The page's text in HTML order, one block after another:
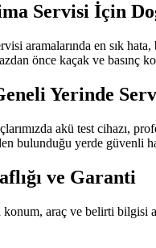
Servisi İçin
aramalarında en sık
önce kaçak ve basınç
Yerinde
akü test cihazı,
bulunduğu yerde güvenli
ve Garanti
konum, araç ve belirti bilgisi